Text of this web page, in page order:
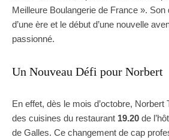
Meilleure Boulangerie de France ». Son
d’une ère et le début d’une nouvelle
passionné.
Un Nouveau Défi pour Norbert
En effet, dès le mois d’octobre, Norbert
des cuisines du restaurant 19.20 de
de Galles. Ce changement de cap